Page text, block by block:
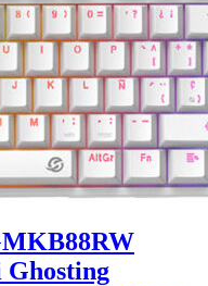
Ghosting